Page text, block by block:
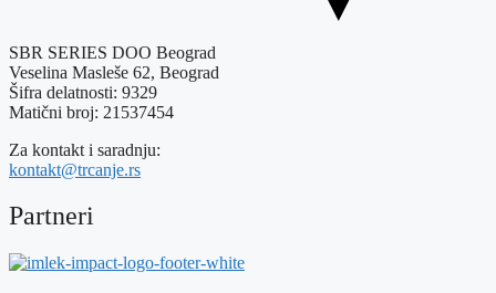
SBR SERIES DOO Beograd
Veselina Masleše 62, Beograd
Šifra delatnosti: 9329
Matični broj: 21537454
Za kontakt i saradnju:
kontakt@trcanje.rs
Partneri